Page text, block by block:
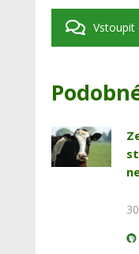
Vstoupit